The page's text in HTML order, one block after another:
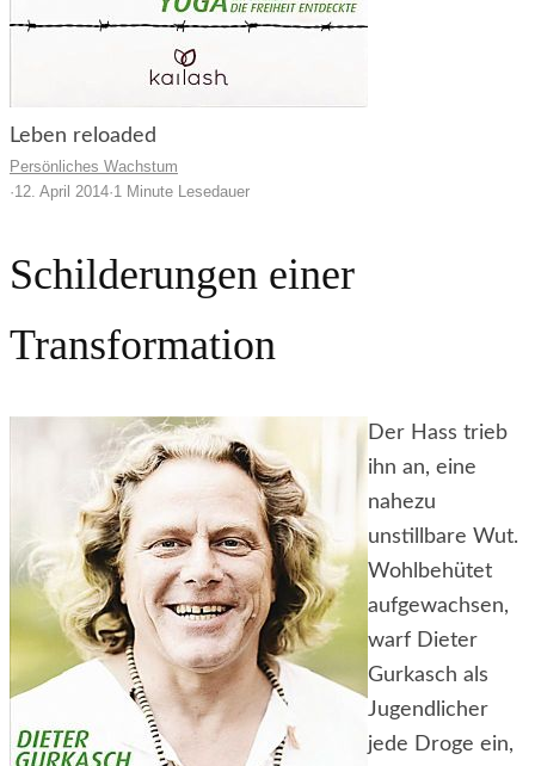
Leben reloaded
Persönliches Wachstum
·12. April 2014·1 Minute Lesedauer
Schilderungen einer
Transformation
Der Hass trieb
ihn an, eine
nahezu
unstillbare Wut.
Wohlbehütet
aufgewachsen,
warf Dieter
Gurkasch als
Jugendlicher
jede Droge ein,